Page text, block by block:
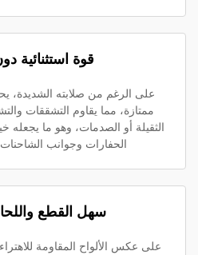
قوة استثنائية
ممتازة، مما يقاوم التشققات
الثقيلة أو الصدمات، وهو ما يجعله
الحفارات وجوانب الشاحنات
سهل القطع